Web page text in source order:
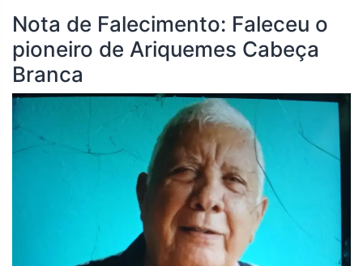
Nota de Falecimento: Faleceu o
pioneiro de Ariquemes Cabeça
Branca